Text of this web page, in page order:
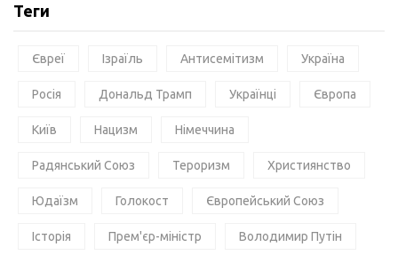
Теги
Євреї Ізраїль Антисемітизм Україна
Росія Дональд Трамп Українці Європа
Київ Нацизм Німеччина
Радянський Союз Тероризм Християнство
Юдаїзм Голокост Європейський Союз
Історія Прем'єр-міністр Володимир Путін